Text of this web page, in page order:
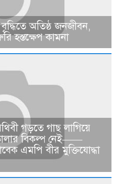
অতিষ্ঠ জনজীবন,
হস্তক্ষেপ কামনা
গড়তে গাছ লাগিয়ে
বিকল্প নেই——
এমপি বীর মুক্তিযোদ্ধা